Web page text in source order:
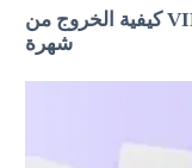
كيفية الخروج من VIM واختصارات VIM الأكثر
شهرة